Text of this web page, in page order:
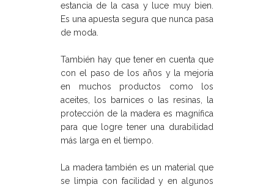
estancia de la casa y luce muy bien.
Es una apuesta segura que nunca pasa
de moda.
También hay que tener en cuenta que
con el paso de los años y la mejoría
en muchos productos como los
aceites, los barnices o las resinas, la
protección de la madera es magnífica
para que logre tener una durabilidad
más larga en el tiempo.
La madera también es un material que
se limpia con facilidad y en algunos